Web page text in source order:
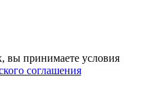
вы принимаете условия
соглашения